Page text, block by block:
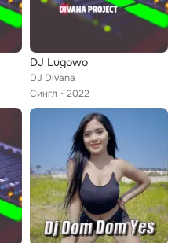
DJ Lugowo
DJ Divana
Сингл
2022